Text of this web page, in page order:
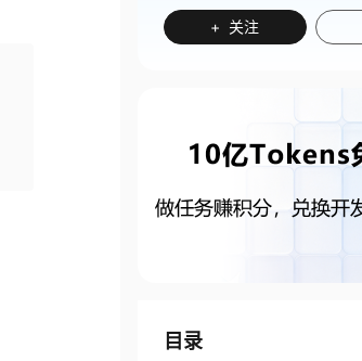
+ 关注
目录